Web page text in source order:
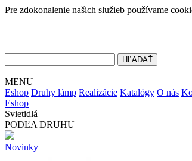
Pre zdokonalenie našich služieb používame
MENU
Eshop Druhy lámp Realizácie Katalógy O nás
Eshop
Svietidlá
PODĽA DRUHU
Novinky